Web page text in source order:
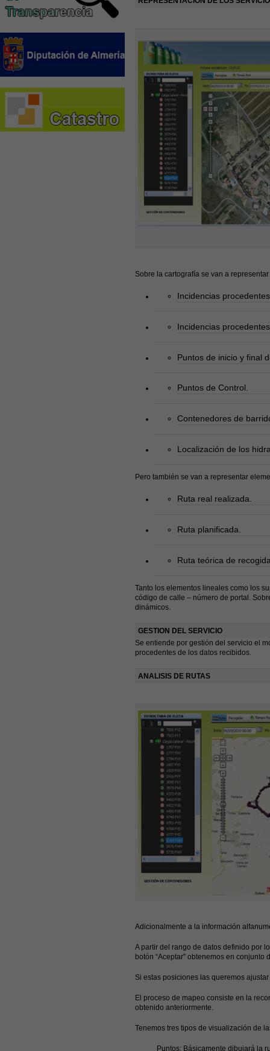
Sobre la cartografía se van a
Incidencias
Incidencias
Puntos de inicio y final
Puntos de Control.
Contenedores de
Localización de los
Pero también se van a representar
Ruta real realizada.
Ruta planificada.
Ruta teórica de
Tanto los elementos lineales como los
código de calle – número de portal.
dinámicos.
GESTION DEL SERVICIO
Se entiende por gestión del servicio el
procedentes de los datos recibidos.
ANALISIS DE RUTAS
Adicionalmente a la información
A partir del rango de datos definido por
botón “Aceptar” obtenemos en
Si estas posiciones las queremos
El proceso de mapeo consiste en la
obtenido anteriormente.
Tenemos tres tipos de visualización de
Puntos: Básicamente dibujará la